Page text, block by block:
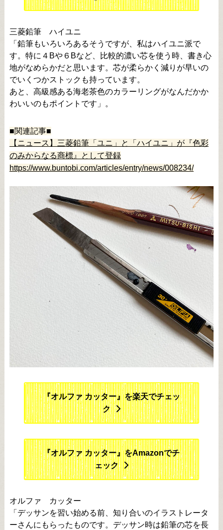
三菱鉛筆 ハイユニ
「鉛筆もいろいろあるそうですが、私はハイユニ派で
す。特に４Bや６Bなど、比較的濃い芯を使う時、書き心
地がなめらかだと思います。芯が柔らかく減りが早いの
でいくつかストックも持っています。
あと、高級感ある海老茶色のカラーリングがなんだかか
わいいのもポイントです」。
■関連記事■
【ニュース】三菱鉛筆「ユニ」と「ハイユニ」が『色彩
のみからなる商標』として登録
https://www.buntobi.com/articles/entry/news/008234/
『オルファ カッター』を楽天でチェッ
ク
『オルファ カッター』をAmazonでチ
ェック
オルファ カッター
「デッサンを習い始める前、知り合いのイラストレータ
ーさんにもらったものです。デッサン時は鉛筆の芯を長